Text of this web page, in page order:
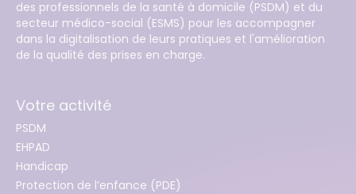
des professionnels de la santé à domicile (PSDM) et du
secteur médico-social (ESMS) pour les accompagner
dans la digitalisation de leurs pratiques et l'amélioration
de la qualité des prises en charge.
Votre activité
PSDM
EHPAD
Handicap
Protection de l’enfance (PDE)